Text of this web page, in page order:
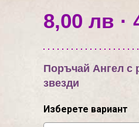
8,00 лв ·
Поръчай Ангел с
звезди
Изберете вариант